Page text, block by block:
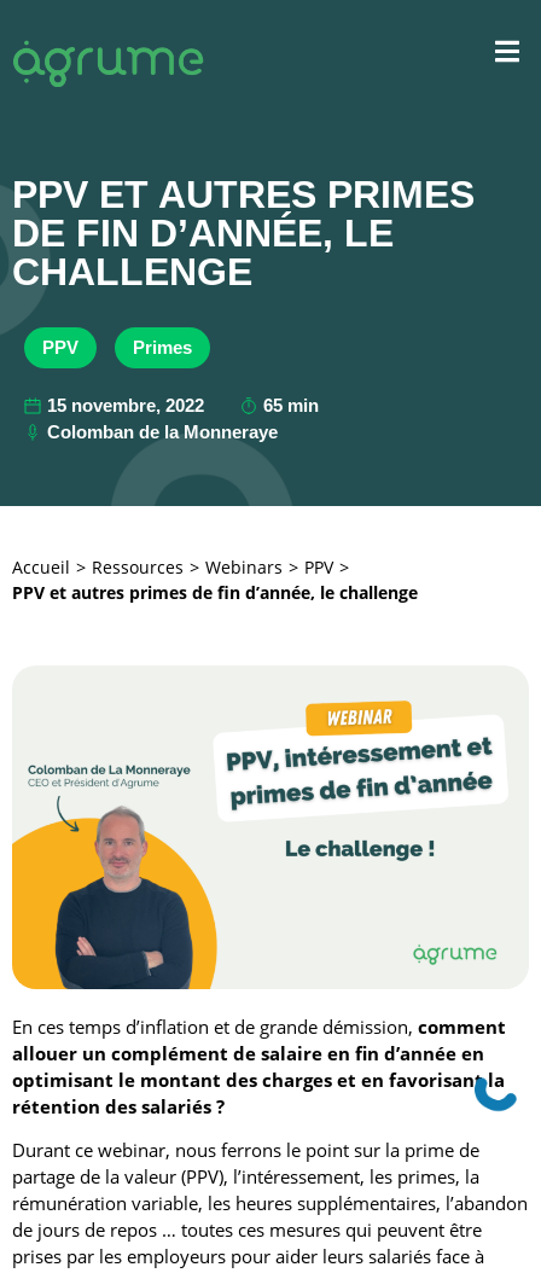
PPV ET AUTRES PRIMES
DE FIN D’ANNÉE, LE
CHALLENGE
PPV Primes
15 novembre, 2022
65 min
Colomban de la Monneraye
Accueil Ressources Webinars
PPV
PPV et autres primes de fin d’année, le challenge
En ces temps d’inflation et de grande démission, comment
allouer un complément de salaire en fin d’année en
optimisant le montant des charges et en favorisant la
rétention des salariés ?
Durant ce webinar, nous ferrons le point sur la prime de
partage de la valeur (PPV), l’intéressement, les primes, la
rémunération variable, les heures supplémentaires, l’abandon
de jours de repos … toutes ces mesures qui peuvent être
prises par les employeurs pour aider leurs salariés face à